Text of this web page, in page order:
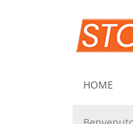
HOME